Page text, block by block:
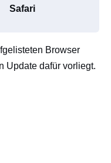
Safari
Browser
Update dafür vorliegt.